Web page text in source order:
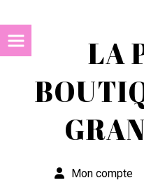
LA
Mon compte